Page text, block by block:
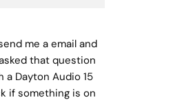
me a email and
that question
Dayton Audio 15
if something is on